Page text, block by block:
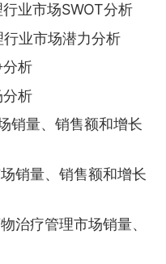
业市场SWOT分析
业市场潜力分析
析
析
销量、销售额和增长
销量、销售额和增长
治疗管理市场销量、